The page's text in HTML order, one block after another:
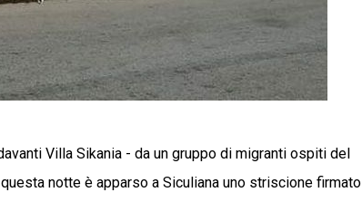
Villa Sikania - da un gruppo di migranti ospiti del
notte è apparso a Siculiana uno striscione firmato